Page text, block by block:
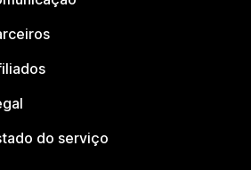
do serviço